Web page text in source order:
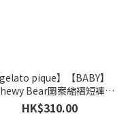
gelato pique】【BABY】
Bear圖案縮褶短褲
PBCP232438
HK$310.00